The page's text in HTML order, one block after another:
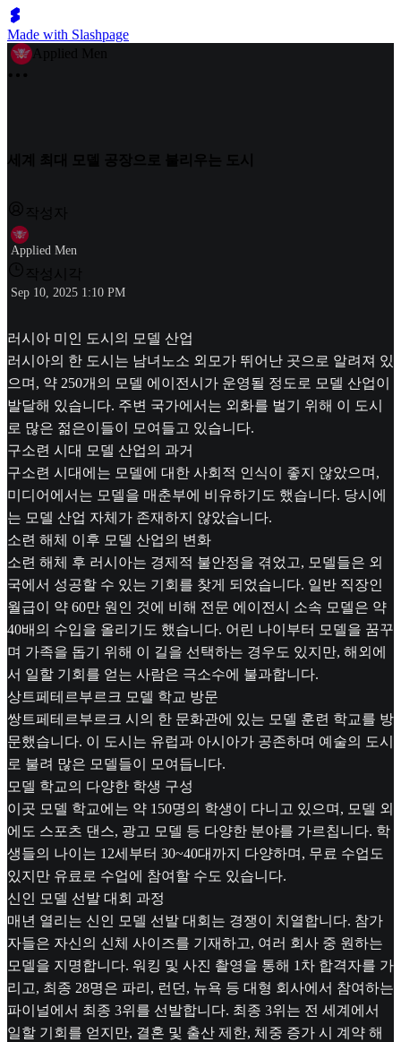
Made with Slashpage
Applied Men
세계 최대 모델 공장으로 불리우는 도시
작성자
Applied Men
작성시각
Sep 10, 2025 1:10 PM
러시아 미인 도시의 모델 산업
러시아의 한 도시는 남녀노소 외모가 뛰어난 곳으로 알려져 있
으며, 약 250개의 모델 에이전시가 운영될 정도로 모델 산업이
발달해 있습니다. 주변 국가에서는 외화를 벌기 위해 이 도시
로 많은 젊은이들이 모여들고 있습니다.
구소련 시대 모델 산업의 과거
구소련 시대에는 모델에 대한 사회적 인식이 좋지 않았으며,
미디어에서는 모델을 매춘부에 비유하기도 했습니다. 당시에
는 모델 산업 자체가 존재하지 않았습니다.
소련 해체 이후 모델 산업의 변화
소련 해체 후 러시아는 경제적 불안정을 겪었고, 모델들은 외
국에서 성공할 수 있는 기회를 찾게 되었습니다. 일반 직장인
월급이 약 60만 원인 것에 비해 전문 에이전시 소속 모델은 약
40배의 수입을 올리기도 했습니다. 어린 나이부터 모델을 꿈꾸
며 가족을 돕기 위해 이 길을 선택하는 경우도 있지만, 해외에
서 일할 기회를 얻는 사람은 극소수에 불과합니다.
상트페테르부르크 모델 학교 방문
쌍트페테르부르크 시의 한 문화관에 있는 모델 훈련 학교를 방
문했습니다. 이 도시는 유럽과 아시아가 공존하며 예술의 도시
로 불려 많은 모델들이 모여듭니다.
모델 학교의 다양한 학생 구성
이곳 모델 학교에는 약 150명의 학생이 다니고 있으며, 모델 외
에도 스포츠 댄스, 광고 모델 등 다양한 분야를 가르칩니다. 학
생들의 나이는 12세부터 30~40대까지 다양하며, 무료 수업도
있지만 유료로 수업에 참여할 수도 있습니다.
신인 모델 선발 대회 과정
매년 열리는 신인 모델 선발 대회는 경쟁이 치열합니다. 참가
자들은 자신의 신체 사이즈를 기재하고, 여러 회사 중 원하는
모델을 지명합니다. 워킹 및 사진 촬영을 통해 1차 합격자를 가
리고, 최종 28명은 파리, 런던, 뉴욕 등 대형 회사에서 참여하는
파이널에서 최종 3위를 선발합니다. 최종 3위는 전 세계에서
일할 기회를 얻지만, 결혼 및 출산 제한, 체중 증가 시 계약 해